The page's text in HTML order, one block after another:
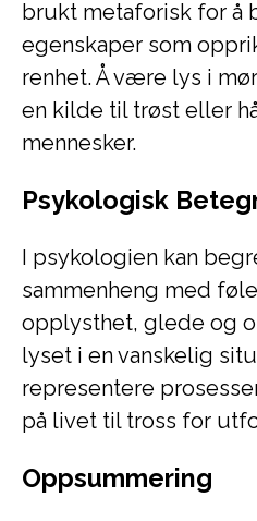
brukt metaforisk for å
egenskaper som
renhet. Å være lys i
en kilde til trøst eller
mennesker.
Psykologisk
I psykologien kan
sammenheng med
opplysthet, glede og
lyset i en vanskelig
representere
på livet til tross for
Oppsummering